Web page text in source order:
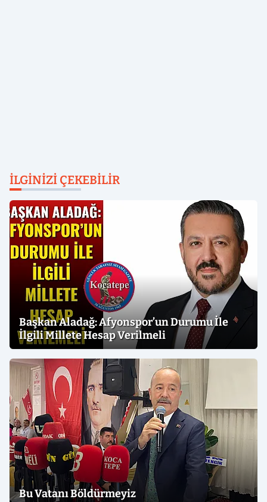
İLGINIZI ÇEKEBILIR
Başkan Aladağ: Afyonspor’un Durumu İle
İlgili Millete Hesap Verilmeli
Bu Vatanı Böldürmeyiz